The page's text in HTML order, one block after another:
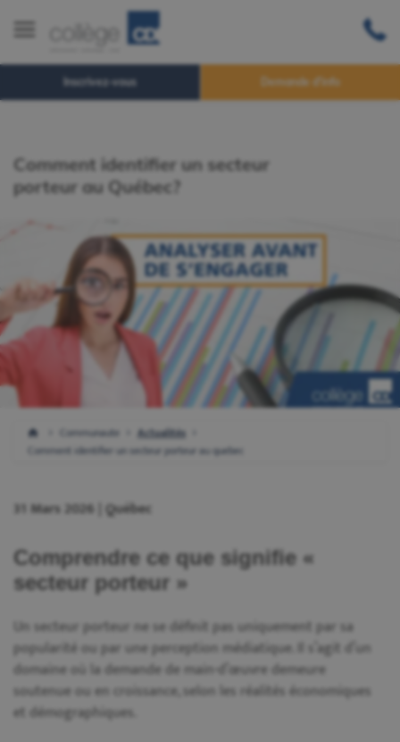
Inscrivez-vous Demande d'info
Comment identifier un secteur
porteur au Québec?
Communaute
Actualités
Comment identifier un secteur porteur au quebec
31 Mars 2026 | Québec
Comprendre ce que signifie «
secteur porteur »
Un secteur porteur ne se définit pas uniquement par sa
popularité ou par une perception médiatique. Il s’agit d’un
domaine où la demande de main-d’œuvre demeure
soutenue ou en croissance, selon les réalités économiques
et démographiques.